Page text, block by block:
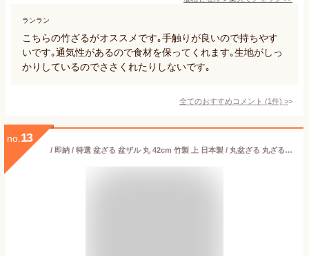
ランラン
こちらの竹ざるがオススメです｡手触りが良いので持ちやす
いです｡通気性があるので食材を保ってくれます｡生地がしっ
かりしているのでささくれたりしないです｡
全てのおすすめコメント (1件) >
no. 13
/ 即納 / 特選 盆ざる 盆ザル 丸 42cm 竹製 上 日本製 / 丸盆ざる 丸ざる 竹ざる 水切りザル 国産 美白籐 /